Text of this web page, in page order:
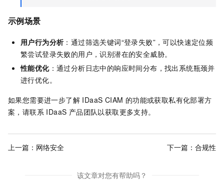
示例场景
用户行为分析：通过筛选关键词“登录失败”，可以快速定位频
繁尝试登录失败的用户，识别潜在的安全威胁。
性能优化：通过分析日志中的响应时间分布，找出系统瓶颈并
进行优化。
如果您需要进一步了解 IDaaS CIAM 的功能或获取私有化部署方
案，请联系 IDaaS 产品团队以获取更多支持。
上一篇： 网络安全 下一篇： 合规性
该文章对您有帮助吗？